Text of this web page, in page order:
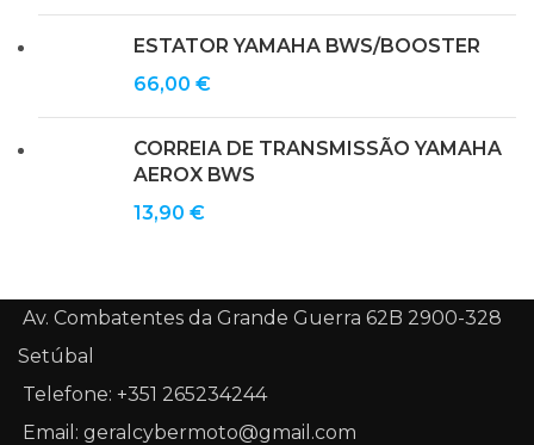
ESTATOR YAMAHA BWS/BOOSTER
66,00 €
CORREIA DE TRANSMISSÃO YAMAHA
AEROX BWS
13,90 €
Av. Combatentes da Grande Guerra 62B 2900-328
Setúbal
Telefone: +351 265234244
Email: geralcybermoto@gmail.com